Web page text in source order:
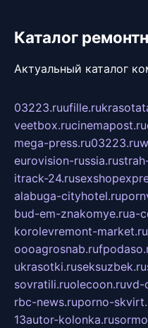
Каталог
Актуальный каталог
03223.ruufille.ru
veetbox.rucinemapost.ru
mega-press.ru03223.ru
eurovision-russia.ru
itrack-24.ru
alabuga-cityhotel.ru
bud-em-znakomye.rua-
korolevremont-market.ru
oooagrosnab.ru
ukrasotki.ruseksuzbek.ru
sovratili.ruolecoon.ruvd-
rbc-news.ruporno-
13autor-kolonka.ru